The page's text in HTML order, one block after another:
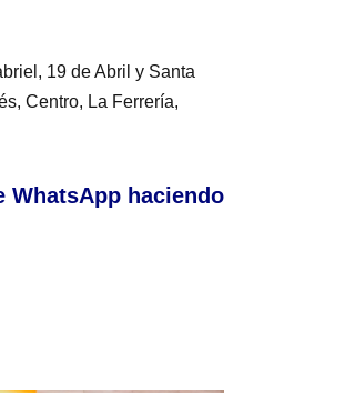
19 de Abril y Santa
Centro, La Ferrería,
WhatsApp haciendo